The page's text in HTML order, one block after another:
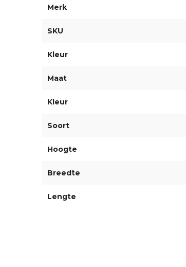
Merk
SKU
Kleur
Maat
Kleur
Soort
Hoogte
Breedte
Lengte